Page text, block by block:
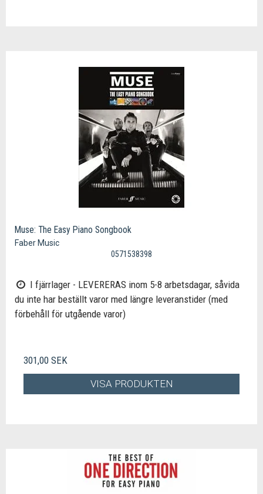
Muse: The Easy Piano Songbook
Faber Music
0571538398
I fjärrlager - LEVERERAS inom 5-8 arbetsdagar, såvida
du inte har beställt varor med längre leveranstider (med
förbehåll för utgående varor)
301,00 SEK
VISA PRODUKTEN